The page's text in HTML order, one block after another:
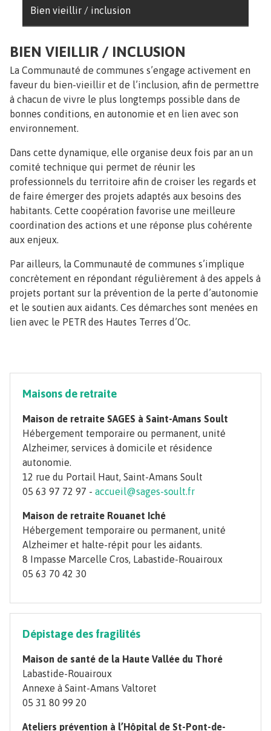
Bien vieillir / inclusion
BIEN VIEILLIR / INCLUSION
La Communauté de communes s’engage activement en
faveur du bien-vieillir et de l’inclusion, afin de permettre
à chacun de vivre le plus longtemps possible dans de
bonnes conditions, en autonomie et en lien avec son
environnement.
Dans cette dynamique, elle organise deux fois par an un
comité technique qui permet de réunir les
professionnels du territoire afin de croiser les regards et
de faire émerger des projets adaptés aux besoins des
habitants. Cette coopération favorise une meilleure
coordination des actions et une réponse plus cohérente
aux enjeux.
Par ailleurs, la Communauté de communes s’implique
concrètement en répondant régulièrement à des appels à
projets portant sur la prévention de la perte d’autonomie
et le soutien aux aidants. Ces démarches sont menées en
lien avec le PETR des Hautes Terres d’Oc.
Maisons de retraite
Maison de retraite SAGES à Saint-Amans Soult
Hébergement temporaire ou permanent, unité
Alzheimer, services à domicile et résidence
autonomie.
12 rue du Portail Haut, Saint-Amans Soult
05 63 97 72 97 - accueil@sages-soult.fr
Maison de retraite Rouanet Iché
Hébergement temporaire ou permanent, unité
Alzheimer et halte-répit pour les aidants.
8 Impasse Marcelle Cros, Labastide-Rouairoux
05 63 70 42 30
Dépistage des fragilités
Maison de santé de la Haute Vallée du Thoré
Labastide-Rouairoux
Annexe à Saint-Amans Valtoret
05 31 80 99 20
Ateliers prévention à l’Hôpital de St-Pont-de-